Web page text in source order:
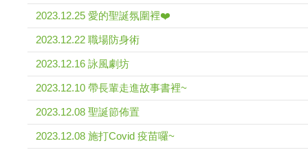
2023.12.25 愛的聖誕氛圍裡❤️
2023.12.22 職場防身術
2023.12.16 詠風劇坊
2023.12.10 帶長輩走進故事書裡~
2023.12.08 聖誕節佈置
2023.12.08 施打Covid 疫苗囉~